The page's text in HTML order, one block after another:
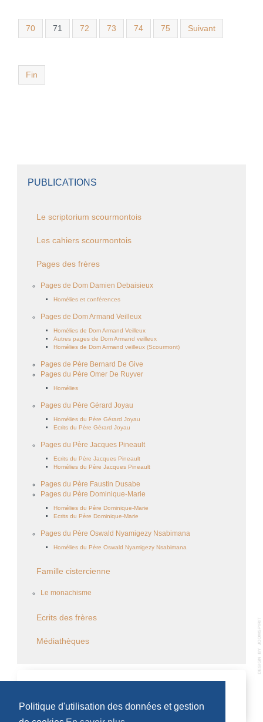
Politique d'utilisation des données et gestion
70 71 72 73 74 75 Suivant
Fin
PUBLICATIONS
Le scriptorium scourmontois
Les cahiers scourmontois
Pages des frères
Pages de Dom Damien Debaisieux
Homélies et conférences
Pages de Dom Armand Veilleux
Homélies de Dom Armand Veilleux
Autres pages de Dom Armand veilleux
Homélies de Dom Armand veilleux (Scourmont)
Pages de Père Bernard De Give
Pages du Père Omer De Ruyver
Homélies
Pages du Père Gérard Joyau
Homélies du Père Gérard Joyau
Ecrits du Père Gérard Joyau
Pages du Père Jacques Pineault
Ecrits du Père Jacques Pineault
Homélies du Père Jacques Pineault
Pages du Père Faustin Dusabe
Pages du Père Dominique-Marie
Homélies du Père Dominique-Marie
Ecrits du Père Dominique-Marie
Pages du Père Oswald Nyamigezy Nsabimana
Homélies du Père Oswald Nyamigezy Nsabimana
Famille cistercienne
Le monachisme
Ecrits des frères
Médiathèques
Aucun évènement